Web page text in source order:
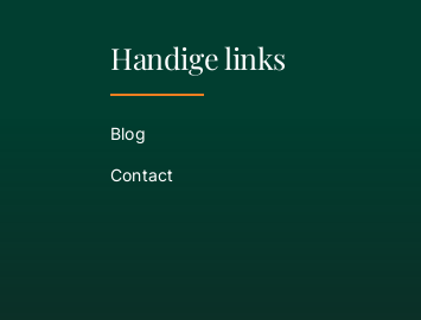
Handige links
Blog
Contact